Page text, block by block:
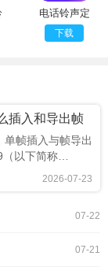
电话铃声定
制版
下载
插入和导出帧
帧插入与帧导出
以下简称
的操作，无论是
、制作定格停帧效
，能有效提升剪辑
2026-07-23
07-22
07-21